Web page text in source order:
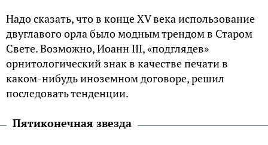
Надо сказать, что в конце XV века использование
двуглавого орла было модным трендом в Старом
Свете. Возможно, Иоанн III, «подглядев»
орнитологический знак в качестве печати в
каком-нибудь иноземном договоре, решил
последовать тенденции.
Пятиконечная звезда